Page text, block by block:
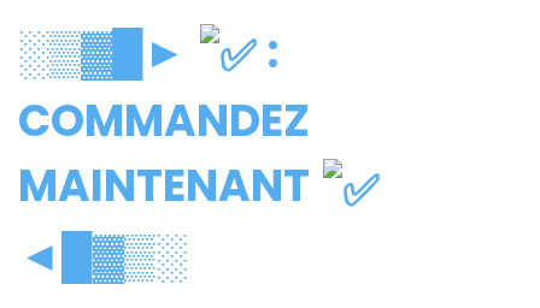
░▒▓█►
:
COMMANDEZ
MAINTENANT
◄█▓▒░